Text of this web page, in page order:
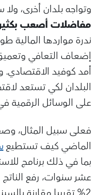
وتواجه بلدان أخرى،
مفاضلات أصعب
ندرة مواردها المالية
إضعاف التعافي
أمد كوفيد الاقتصادي.
البلدان لكي تستعد
على الوسائل الرقمية
فعلى سبيل المثال،
الماضي كيف تستطيع
بما في ذلك برنامج
عشر سنوات، رفع